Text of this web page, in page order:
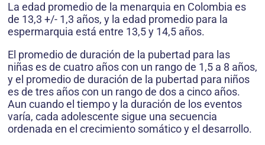
La edad promedio de la menarquia en Colombia es
de 13,3 +/- 1,3 años, y la edad promedio para la
espermarquia está entre 13,5 y 14,5 años.
El promedio de duración de la pubertad para las
niñas es de cuatro años con un rango de 1,5 a 8 años,
y el promedio de duración de la pubertad para niños
es de tres años con un rango de dos a cinco años.
Aun cuando el tiempo y la duración de los eventos
varía, cada adolescente sigue una secuencia
ordenada en el crecimiento somático y el desarrollo.